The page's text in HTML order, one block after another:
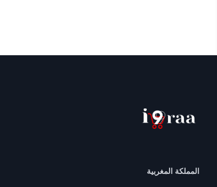
المملكة المغربية